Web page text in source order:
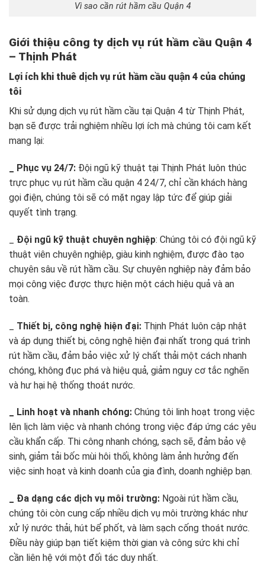
Vì sao cần rút hầm cầu Quận 4
Giới thiệu công ty dịch vụ rút hầm cầu Quận 4
– Thịnh Phát
Lợi ích khi thuê dịch vụ rút hầm cầu quận 4 của chúng
tôi
Khi sử dụng dịch vụ rút hầm cầu tại Quận 4 từ Thịnh Phát,
bạn sẽ được trải nghiệm nhiều lợi ích mà chúng tôi cam kết
mang lại:
_ Phục vụ 24/7: Đội ngũ kỹ thuật tại Thịnh Phát luôn thúc
trực phục vụ rút hầm cầu quận 4 24/7, chỉ cần khách hàng
gọi điện, chúng tôi sẽ có mặt ngay lập tức để giúp giải
quyết tình trạng.
Đội ngũ kỹ thuật chuyên nghiệp: Chúng tôi có đội ngũ kỹ
thuật viên chuyên nghiệp, giàu kinh nghiệm, được đào tạo
chuyên sâu về rút hầm cầu. Sự chuyên nghiệp này đảm bảo
mọi công việc được thực hiện một cách hiệu quả và an
toàn.
Thiết bị, công nghệ hiện đại: Thịnh Phát luôn cập nhật
và áp dụng thiết bị, công nghệ hiện đại nhất trong quá trình
rút hầm cầu, đảm bảo việc xử lý chất thải một cách nhanh
chóng, không đục phá và hiệu quả, giảm nguy cơ tắc nghẽn
và hư hại hệ thống thoát nước.
_ Linh hoạt và nhanh chóng: Chúng tôi linh hoạt trong việc
lên lịch làm việc và nhanh chóng trong việc đáp ứng các yêu
cầu khẩn cấp. Thi công nhanh chóng, sạch sẽ, đảm bảo vệ
sinh, giảm tải bốc mùi hôi thối, không làm ảnh hưởng đến
việc sinh hoạt và kinh doanh của gia đình, doanh nghiệp bạn.
_ Đa dạng các dịch vụ môi trường: Ngoài rút hầm cầu,
chúng tôi còn cung cấp nhiều dịch vụ môi trường khác như
xử lý nước thải, hút bể phốt, và làm sạch cống thoát nước.
Điều này giúp bạn tiết kiệm thời gian và công sức khi chỉ
cần liên hệ với một đối tác duy nhất.